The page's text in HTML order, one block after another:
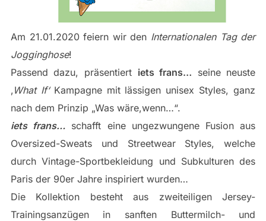
Am 21.01.2020 feiern wir den Internationalen Tag der
Jogginghose!
Passend dazu, präsentiert iets frans… seine neuste
‚ What If‘Kampagne mit lässigen unisex Styles, ganz
nach dem Prinzip „Was wäre,wenn…“.
iets frans… schafft eine ungezwungene Fusion aus
Oversized-Sweats und Streetwear Styles, welche
durch Vintage-Sportbekleidung und Subkulturen des
Paris der 90er Jahre inspiriert wurden…
Die Kollektion besteht aus zweiteiligen Jersey-
Trainingsanzügen in sanften Buttermilch- und